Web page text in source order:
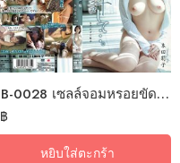
SUB-0028 เซลล์จอมหรอยขัดฝอยขึ้นหม้อ
฿
หยิบใส่ตะกร้า